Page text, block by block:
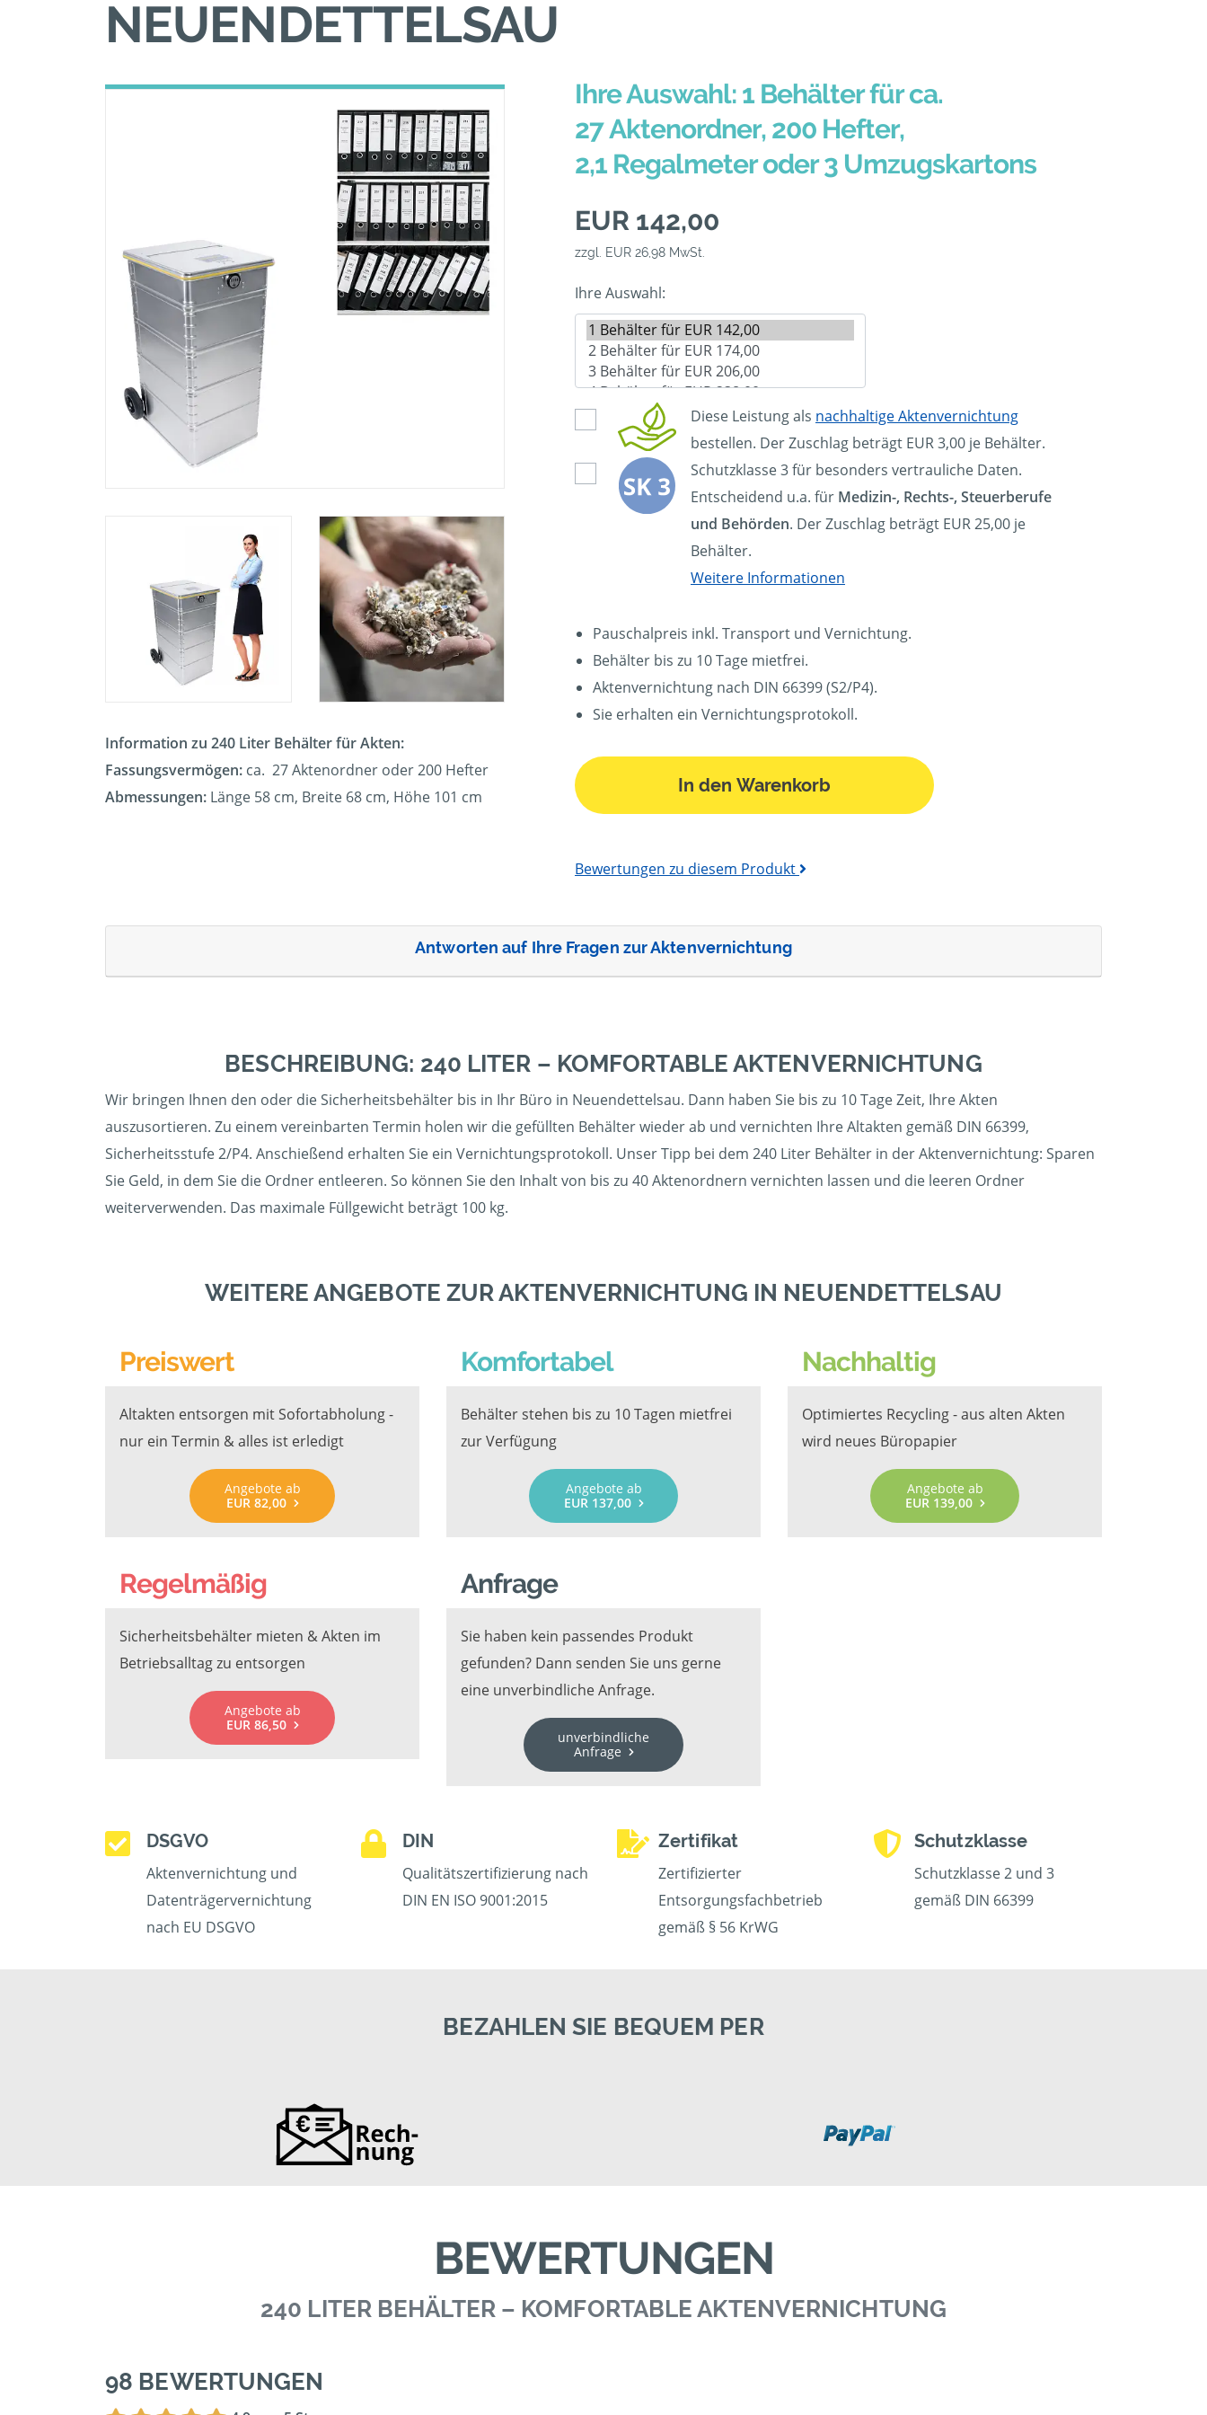
NEUENDETTELSAU
Information zu 240 Liter Behälter für Akten:
Fassungsvermögen: ca. 27 Aktenordner oder 200 Hefter
Abmessungen: Länge 58 cm, Breite 68 cm, Höhe 101 cm
Ihre Auswahl: 1 Behälter für ca.
27 Aktenordner, 200 Hefter,
2,1 Regalmeter oder 3 Umzugskartons
EUR 142,00
zzgl. EUR 26,98 MwSt.
Ihre Auswahl:
Diese Leistung als nachhaltige Aktenvernichtung
bestellen. Der Zuschlag beträgt EUR 3,00 je Behälter.
Schutzklasse 3 für besonders vertrauliche Daten.
Entscheidend u.a. für Medizin-, Rechts-, Steuerberufe
und Behörden. Der Zuschlag beträgt EUR 25,00 je
Behälter.
Weitere Informationen
Pauschalpreis inkl. Transport und Vernichtung.
Behälter bis zu 10 Tage mietfrei.
Aktenvernichtung nach DIN 66399 (S2/P4).
Sie erhalten ein Vernichtungsprotokoll.
In den Warenkorb
Bewertungen zu diesem Produkt
Antworten auf Ihre Fragen zur Aktenvernichtung
BESCHREIBUNG: 240 LITER – KOMFORTABLE AKTENVERNICHTUNG
Wir bringen Ihnen den oder die Sicherheitsbehälter bis in Ihr Büro in Neuendettelsau. Dann haben Sie bis zu 10 Tage Zeit, Ihre Akten
auszusortieren. Zu einem vereinbarten Termin holen wir die gefüllten Behälter wieder ab und vernichten Ihre Altakten gemäß DIN 66399,
Sicherheitsstufe 2/P4. Anschießend erhalten Sie ein Vernichtungsprotokoll. Unser Tipp bei dem 240 Liter Behälter in der Aktenvernichtung: Sparen
Sie Geld, in dem Sie die Ordner entleeren. So können Sie den Inhalt von bis zu 40 Aktenordnern vernichten lassen und die leeren Ordner
weiterverwenden. Das maximale Füllgewicht beträgt 100 kg.
WEITERE ANGEBOTE ZUR AKTENVERNICHTUNG IN NEUENDETTELSAU
Preiswert
Altakten entsorgen mit Sofortabholung -
nur ein Termin & alles ist erledigt
Angebote ab
EUR 82,00
Komfortabel
Behälter stehen bis zu 10 Tagen mietfrei
zur Verfügung
Angebote ab
EUR 137,00
Nachhaltig
Optimiertes Recycling - aus alten Akten
wird neues Büropapier
Angebote ab
EUR 139,00
Regelmäßig
Sicherheitsbehälter mieten & Akten im
Betriebsalltag zu entsorgen
Angebote ab
EUR 86,50
Anfrage
Sie haben kein passendes Produkt
gefunden? Dann senden Sie uns gerne
eine unverbindliche Anfrage.
unverbindliche
Anfrage
DSGVO
Aktenvernichtung und
Datenträgervernichtung
nach EU DSGVO
DIN
Qualitätszertifizierung nach
DIN EN ISO 9001:2015
Zertifikat
Zertifizierter
Entsorgungsfachbetrieb
gemäß § 56 KrWG
Schutzklasse
Schutzklasse 2 und 3
gemäß DIN 66399
BEZAHLEN SIE BEQUEM PER
BEWERTUNGEN
240 LITER BEHÄLTER – KOMFORTABLE AKTENVERNICHTUNG
98 BEWERTUNGEN